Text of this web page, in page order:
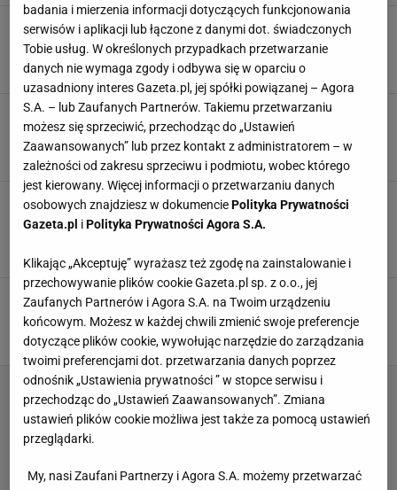
Ciepły minimalizm to nowy luksus. Tak
osiągniesz harmonię w swoim wnętrzu
MEBLE DREWNIANE PÓŁKI REGAŁY STOLIKI KAWOWE
Klasa, która nie przemija. Tak urządzasz dom
na dekady, nie na sezon
MEBLE REGAŁY STOLIKI KAWOWE STOŁY
Te błędy sprawiają, że Twoje mieszkanie
wygląda na mniejsze. Dowiedz się, jak je
naprawić
PÓŁKI REGAŁY ROŚLINY DONICZKOWE STOLIKI KAWOWE
Styl i porządek za mniej niż 80 zł. Ten regał z
Sinsay odmieni twoją sypialnię
PÓŁKI REGAŁY SZAFKI
badania i mierzenia informacji dotyczących funkcjonowania
serwisów i aplikacji lub łączone z danymi dot. świadczonych
Tobie usług. W określonych przypadkach przetwarzanie
danych nie wymaga zgody i odbywa się w oparciu o
uzasadniony interes Gazeta.pl, jej spółki powiązanej – Agora
S.A. – lub Zaufanych Partnerów. Takiemu przetwarzaniu
możesz się sprzeciwić, przechodząc do „Ustawień
Zaawansowanych” lub przez kontakt z administratorem – w
zależności od zakresu sprzeciwu i podmiotu, wobec którego
jest kierowany. Więcej informacji o przetwarzaniu danych
osobowych znajdziesz w dokumenciePolityka Prywatności
Gazeta.pl iPolityka Prywatności Agora S.A.
Klikając „Akceptuję” wyrażasz też zgodę na zainstalowanie i
przechowywanie plików cookie Gazeta.pl sp. z o.o., jej
Zaufanych Partnerów i Agora S.A. na Twoim urządzeniu
końcowym. Możesz w każdej chwili zmienić swoje preferencje
dotyczące plików cookie, wywołując narzędzie do zarządzania
twoimi preferencjami dot. przetwarzania danych poprzez
odnośnik „Ustawienia prywatności ” w stopce serwisu i
przechodząc do „Ustawień Zaawansowanych”. Zmiana
ustawień plików cookie możliwa jest także za pomocą ustawień
przeglądarki.
My, nasi Zaufani Partnerzy i Agora S.A. możemy przetwarzać